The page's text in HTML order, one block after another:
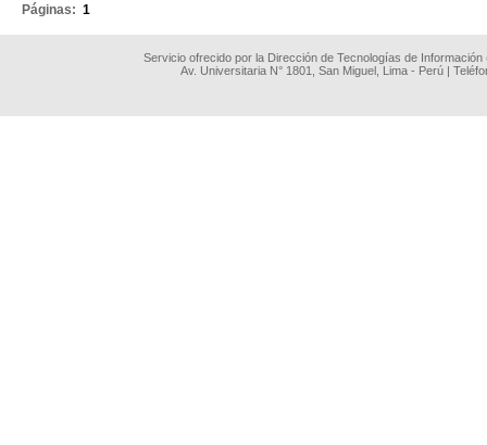
Páginas: 1
Servicio ofrecido por la Dirección de Tecnologías de
Av. Universitaria N° 1801, San Miguel, Lima - Perú |